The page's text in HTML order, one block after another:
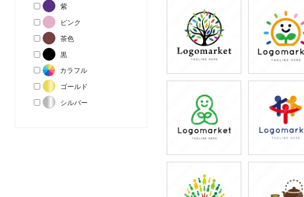
紫
ピンク
茶色
黒
カラフル
ゴールド
シルバー
79,800円
(税込87,780円)
79,800円
(税込87,780円)
79,800円
(税込87,780円)
79,800円
(税込87,780円)
79,800円
(税込87,780円)
79,800円
(税込87,780円)